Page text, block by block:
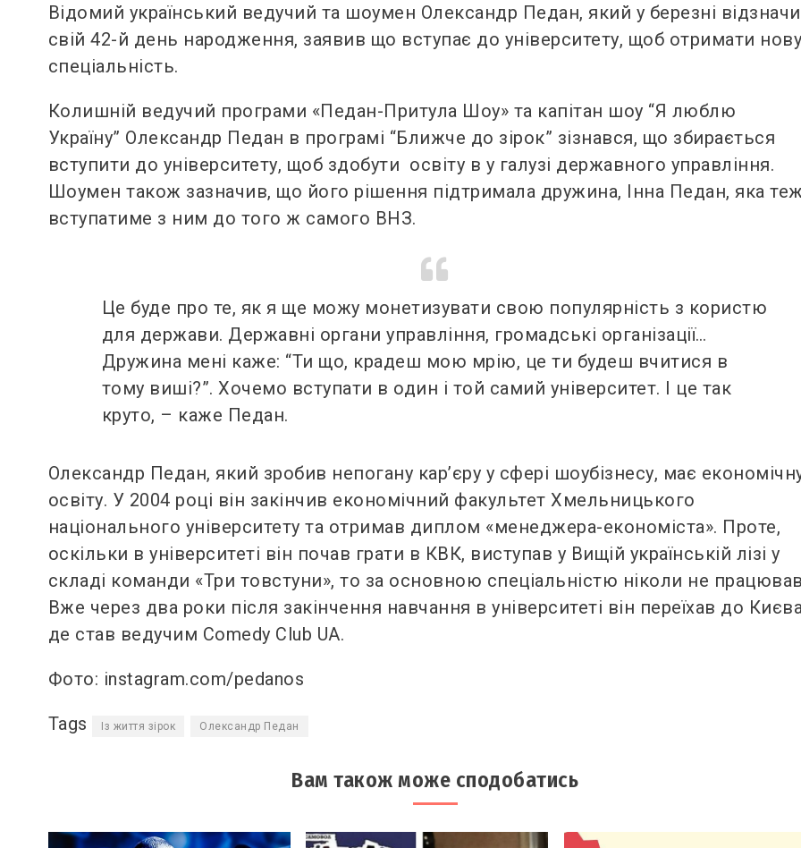
Відомий український ведучий та шоумен Олександр Педан, який у березні
свій 42-й день народження, заявив що вступає до університету, щоб отримати
спеціальність.
Колишній ведучий програми «Педан-Притула Шоу» та капітан шоу “Я люблю
Україну” Олександр Педан в програмі “Ближче до зірок” зізнався, що збирається
вступити до університету, щоб здобути освіту в у галузі державного управління.
Шоумен також зазначив, що його рішення підтримала дружина, Інна Педан, яка
вступатиме з ним до того ж самого ВНЗ.
Це буде про те, як я ще можу монетизувати свою популярність з користю
для держави. Державні органи управління, громадські організації…
Дружина мені каже: “Ти що, крадеш мою мрію, це ти будеш вчитися в
тому виші?”. Хочемо вступати в один і той самий університет. І це так
круто, – каже Педан.
Олександр Педан, який зробив непогану кар’єру у сфері шоубізнесу, має
освіту. У 2004 році він закінчив економічний факультет Хмельницького
національного університету та отримав диплом «менеджера-економіста». Проте,
оскільки в університеті він почав грати в КВК, виступав у Вищій українській лізі у
складі команди «Три товстуни», то за основною спеціальністю ніколи не
Вже через два роки після закінчення навчання в університеті він переїхав до
де став ведучим Comedy Club UA.
Фото: instagram.com/pedanos
Tags Із життя зірок Олександр Педан
Вам також може сподобатись